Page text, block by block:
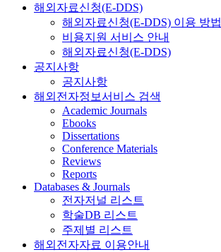
해외자료신청(E-DDS)
해외자료신청(E-DDS) 이용 방법
비용지원 서비스 안내
해외자료신청(E-DDS)
공지사항
공지사항
해외전자정보서비스 검색
Academic Journals
Ebooks
Dissertations
Conference Materials
Reviews
Reports
Databases & Journals
전자저널 리스트
학술DB 리스트
주제별 리스트
해외전자자료 이용안내